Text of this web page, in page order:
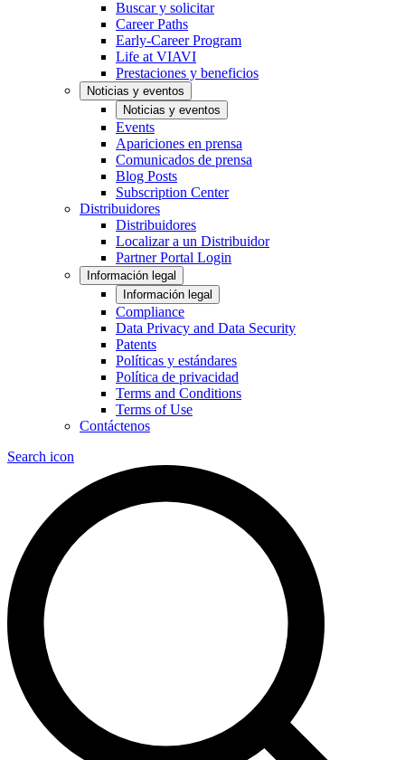
Buscar y solicitar
Career Paths
Early-Career Program
Life at VIAVI
Prestaciones y beneficios
Noticias y eventos
Noticias y eventos
Events
Apariciones en prensa
Comunicados de prensa
Blog Posts
Subscription Center
Distribuidores
Distribuidores
Localizar a un Distribuidor
Partner Portal Login
Información legal
Información legal
Compliance
Data Privacy and Data Security
Patents
Políticas y estándares
Política de privacidad
Terms and Conditions
Terms of Use
Contáctenos
Search icon